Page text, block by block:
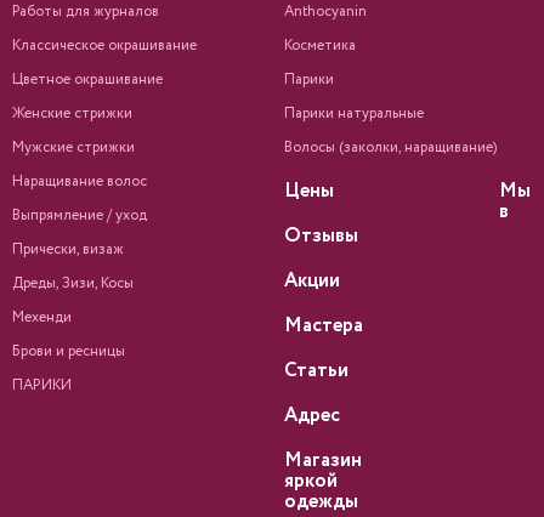
Работы для журналов
Классическое окрашивание
Цветное окрашивание
Женские стрижки
Мужские стрижки
Наращивание волос
Выпрямление / уход
Прически, визаж
Дреды, Зизи, Косы
Мехенди
Брови и ресницы
ПАРИКИ
Anthocyanin
Косметика
Парики
Парики натуральные
Волосы (заколки, наращивание)
Цены
Отзывы
Акции
Мастера
Статьи
Адрес
Магазин
яркой
одежды
Мы
в